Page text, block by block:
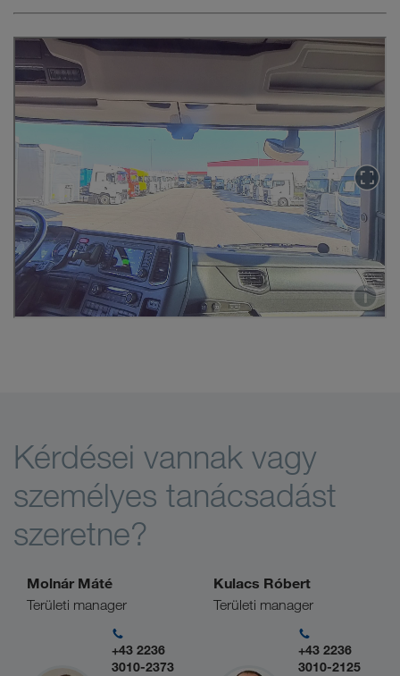
Kérdései vannak vagy
személyes tanácsadást
szeretne?
Molnár Máté
Területi manager
+43 2236
3010-2373
Kulacs Róbert
Területi manager
+43 2236
3010-2125